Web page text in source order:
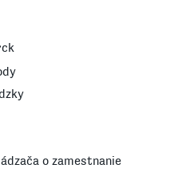
o zamestnanie